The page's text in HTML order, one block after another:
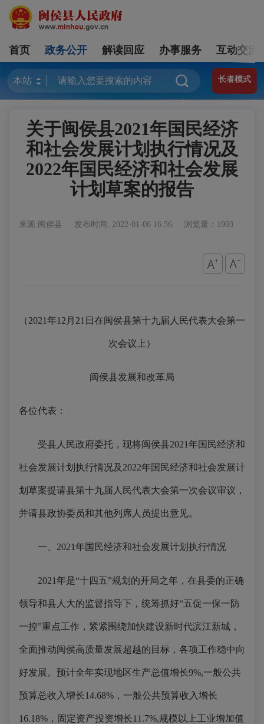
首页 政务公开 解读回应 办事服务 互动交流
长者模式
关于闽侯县2021年国民经济
和社会发展计划执行情况及
2022年国民经济和社会发展
计划草案的报告
来源:闽侯县 发布时间: 2022-01-06 16:56 浏览量：1903
（2021年12月21日在闽侯县第十九届 人民代表大会第一
次会议上）
闽侯县发展和改革局
各位代表：
受县人民政府委托，现将闽侯县2021年国民经济和
社会发展计划执行情况及2022年国民经济和社会发展计
划草案提请县第十九届人民代表大会第一次会议审议，
并请县政协委员和其他列席人员提出意见。
一、2021年国民经济和社会发展计划执行情况
2021年是“十四五”规划的开局之年，在县委的正确
领导和县人大的监督指导下，统筹抓好“五促一保一防
一控”重点工作，紧紧围绕加快建设新时代滨江新城，
全面推动闽侯高质量发展超越的目标，各项工作稳中向
好发展。预计全年实现地区生产总值增长9%,一般公共
预算总收入增长14.68%，一般公共预算收入增长
16.18%，固定资产投资增长11.7%,规模以上工业增加值